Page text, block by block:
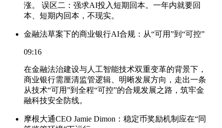
涨。 误区二：强求AI投入短期回本。一年内就要回
本、短期内回本，不现实。
金融法草案下的商业银行AI合规：从“可用”到“可控”
09:16
在金融法治建设与人工智能技术双重变革的背景下，
商业银行需厘清监管逻辑、明晰发展方向，走出一条
从技术“可用”到全程“可控”的合规发展之路，筑牢金
融科技安全防线。
摩根大通CEO Jamie Dimon：稳定币奖励机制应在“同